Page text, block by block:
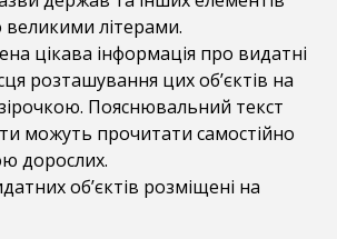
великими літерами.
цікава інформація про видатні
розташування цих об’єктів на
Пояснювальний текст
можуть прочитати самостійно
дорослих.
об’єктів розміщені на